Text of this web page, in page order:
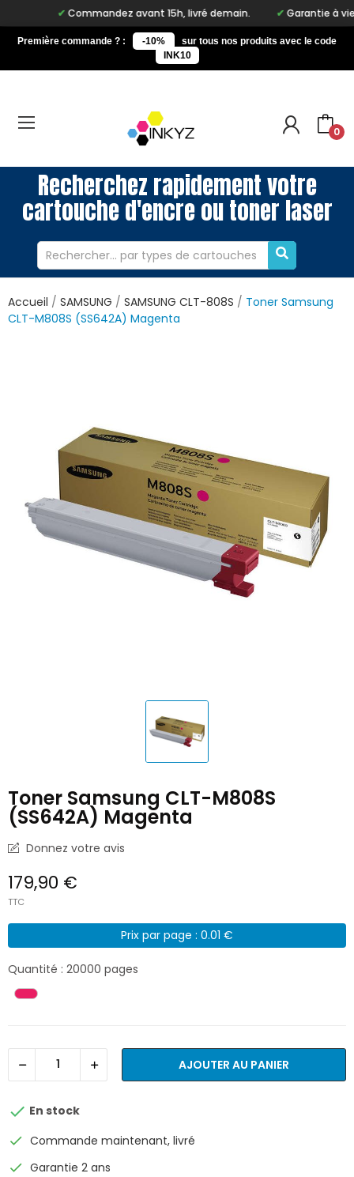
Commandez avant 15h, livré demain. Garantie à vie
Première commande ? : -10%
sur tous nos produits avec le code
INK10
0
Recherchez rapidement votre
cartouche d'encre ou toner laser
Accueil SAMSUNG SAMSUNG CLT-808S
Toner Samsung
CLT-M808S (SS642A) Magenta
Toner Samsung CLT-M808S
(SS642A) Magenta
Donnez votre avis
179,90 €
TTC
Prix par page : 0.01 €
Quantité : 20000 pages
AJOUTER AU PANIER
 En stock
check Commande maintenant, livré
check Garantie 2 ans